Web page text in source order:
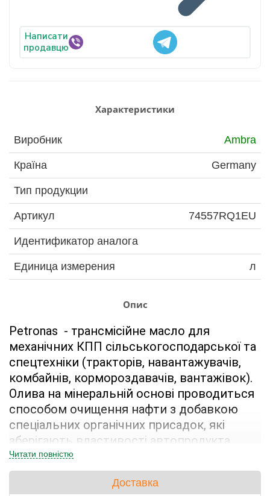
Написати
продавцю
Характеристики
Виробник Ambra
Країна Germany
Тип продукции
Артикул 74557RQ1EU
Идентификатор аналога
Единица измерения л
Опис
Petronas  - трансмісійне масло для
механічних КПП сільськогосподарської та
спецтехніки (тракторів, навантажувачів,
комбайнів, кормороздавачів, вантажівок).
Олива на мінеральній основі проводиться
способом очищення нафти з добавкою
спеціальних органічних присадок, які
зберігають властивості автопродукта
протягом усього терміну використання.
Автомастила розроблена для трансмісій
техніки, яка експлуатується під високим
Читати повністю
Доставка